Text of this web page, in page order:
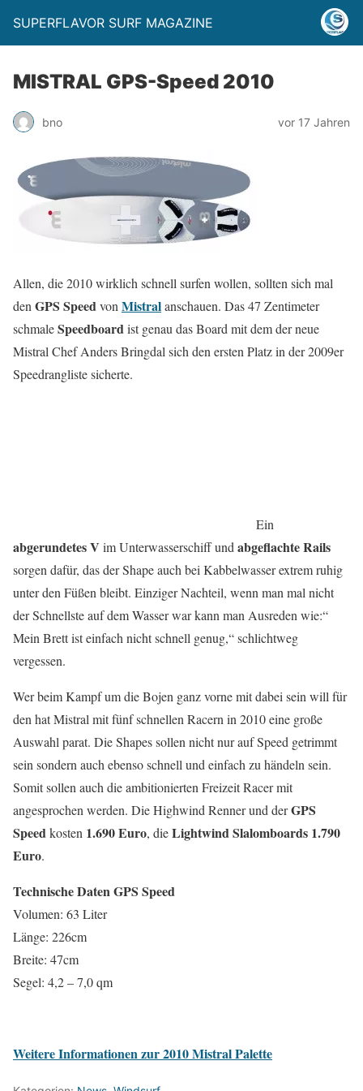
SUPERFLAVOR SURF MAGAZINE
MISTRAL GPS-Speed 2010
bno vor 17 Jahren
Allen, die 2010 wirklich schnell surfen wollen, sollten sich mal
den GPS Speedvon Mistralanschauen. Das 47 Zentimeter
schmaleSpeedboardist genau das Board mit dem der neue
Mistral Chef Anders Bringdal sich den ersten Platz in der 2009er
Speedrangliste sicherte.
Ein
abgerundetes V im Unterwasserschiff und abgeflachte Rails
sorgen dafür, das der Shape auch bei Kabbelwasser extrem ruhig
unter den Füßen bleibt. Einziger Nachteil, wenn man mal nicht
der Schnellste auf dem Wasser war kann man Ausreden wie:“
Mein Brett ist einfach nicht schnell genug,“ schlichtweg
vergessen.
Wer beim Kampf um die Bojen ganz vorne mit dabei sein will für
den hat Mistral mit fünf schnellen Racern in 2010 eine große
Auswahl parat. Die Shapes sollen nicht nur auf Speed getrimmt
sein sondern auch ebenso schnell und einfach zu händeln sein.
Somit sollen auch die ambitionierten Freizeit Racer mit
angesprochen werden. Die Highwind Renner und derGPS
Speedkosten 1.690 Euro, dieLightwind Slalomboards 1.790
Euro.
Technische Daten GPS Speed
Volumen: 63 Liter
Länge: 226cm
Breite: 47cm
Segel: 4,2 – 7,0 qm
Weitere Informationen zur 2010 Mistral Palette